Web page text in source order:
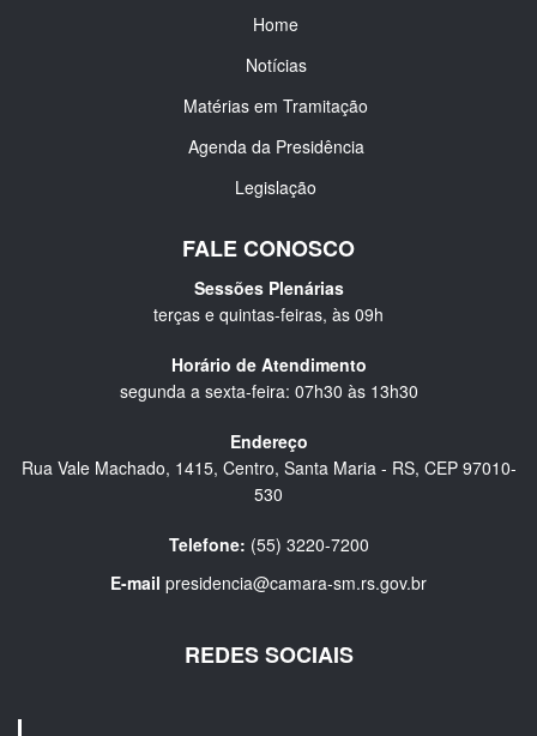
Home
Notícias
Matérias em Tramitação
Agenda da Presidência
Legislação
FALE CONOSCO
Sessões Plenárias
terças e quintas-feiras, às 09h
Horário de Atendimento
segunda a sexta-feira: 07h30 às 13h30
Endereço
Rua Vale Machado, 1415, Centro, Santa Maria - RS, CEP 97010-
530
Telefone: (55) 3220-7200
E-mail presidencia@camara-sm.rs.gov.br
REDES SOCIAIS